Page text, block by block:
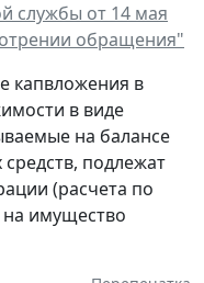
службы от 14 мая
обращения"
капвложения в
в виде
на балансе
подлежат
(расчета по
на имущество